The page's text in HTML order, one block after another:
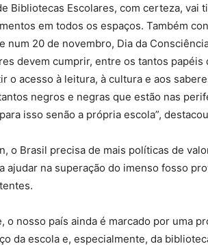
Bibliotecas Escolares, com certeza, vai
em todos os espaços. Também
num 20 de novembro, Dia da
devem cumprir, entre os tantos papéis
o acesso à leitura, à cultura e aos
negros e negras que estão nas
isso senão a própria escola”,
o Brasil precisa de mais políticas de
ajudar na superação do imenso fosso
o nosso país ainda é marcado por uma
da escola e, especialmente, da